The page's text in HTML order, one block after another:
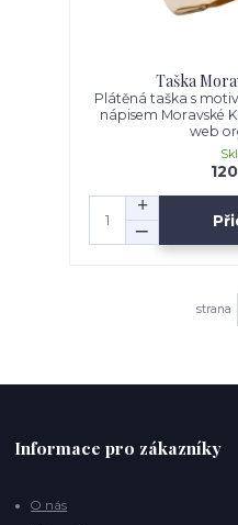
Taška
Plátěná taška s
nápisem Moravské
web
strana
Informace pro zákazníky
O nás